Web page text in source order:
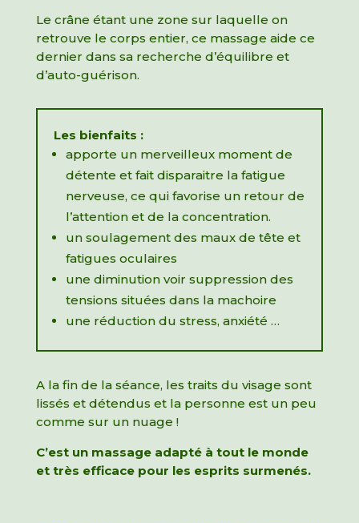
Le crâne étant une zone sur laquelle on
retrouve le corps entier, ce massage aide ce
dernier dans sa recherche d’équilibre et
d’auto-guérison.
Les bienfaits :
apporte un merveilleux moment de
détente et fait disparaitre la fatigue
nerveuse, ce qui favorise un retour de
l’attention et de la concentration.
un soulagement des maux de tête et
fatigues oculaires
une diminution voir suppression des
tensions situées dans la machoire
une réduction du stress, anxiété …
A la fin de la séance, les traits du visage sont
lissés et détendus et la personne est un peu
comme sur un nuage !
C’est un massage adapté à tout le monde
et très efficace pour les esprits surmenés.